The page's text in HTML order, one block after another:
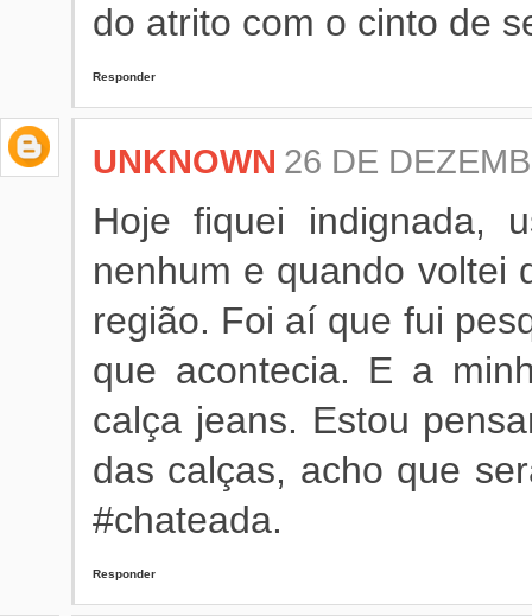
do atrito com o cinto de
Responder
UNKNOWN 26 DE
Hoje fiquei indignada,
nenhum e quando voltei
região. Foi aí que fui
que acontecia. E a
calça jeans. Estou
das calças, acho que
#chateada.
Responder